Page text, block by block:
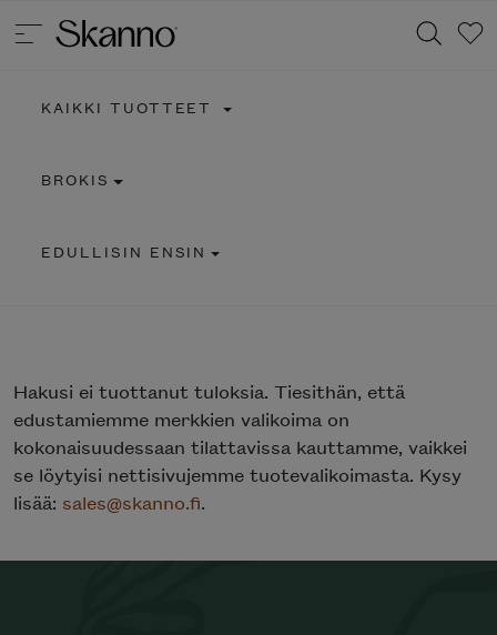
KAIKKI TUOTTEET
BROKIS
EDULLISIN ENSIN
Hakusi ei tuottanut tuloksia. Tiesithän, että
edustamiemme merkkien valikoima on
kokonaisuudessaan tilattavissa kauttamme, vaikkei
se löytyisi nettisivujemme tuotevalikoimasta. Kysy
lisää: sales@skanno.fi.